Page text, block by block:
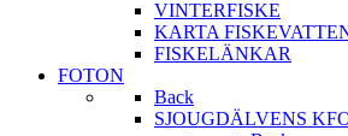
VINTERFISKE
KARTA
FISKELÄNKAR
FOTON
Back
SJOUGDÄLVENS